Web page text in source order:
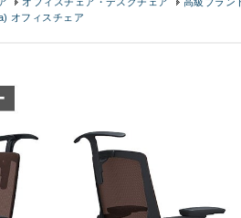
オフィスチェア